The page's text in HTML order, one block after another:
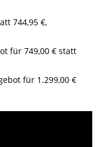
744,95 €,
für 749,00 € statt
für 1.299,00 €